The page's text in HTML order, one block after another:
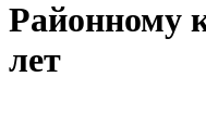
Районному
лет